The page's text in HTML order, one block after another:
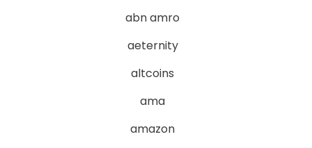
abn amro
aeternity
altcoins
ama
amazon